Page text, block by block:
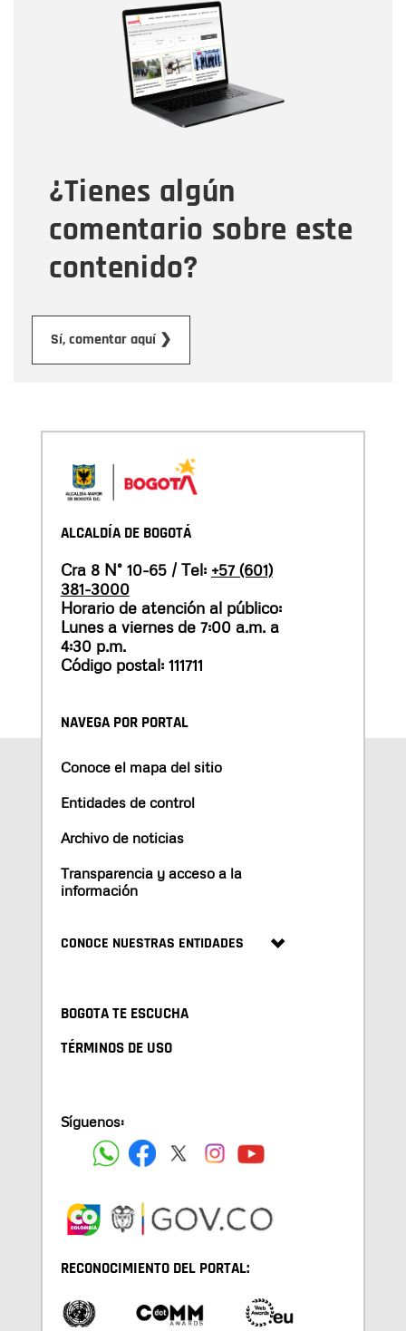
¿Tienes algún
comentario sobre este
contenido?
Sí, comentar aquí ❯
Correo electrónico
Tipo de comentario
Mensaje
ALCALDÍA DE BOGOTÁ
Cra 8 N° 10-65 / Tel: +57 (601)
381-3000
Horario de atención al público:
Lunes a viernes de 7:00 a.m. a
4:30 p.m.
Código postal: 111711
NAVEGA POR PORTAL
Conoce el mapa del sitio
Entidades de control
Archivo de noticias
Transparencia y acceso a la
información
CONOCE NUESTRAS ENTIDADES
BOGOTA TE ESCUCHA
TÉRMINOS DE USO
Síguenos:
RECONOCIMIENTO DEL PORTAL: